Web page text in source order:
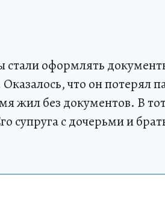
оформлять
что он потерял
жил без документов. В
супруга с дочерьми и